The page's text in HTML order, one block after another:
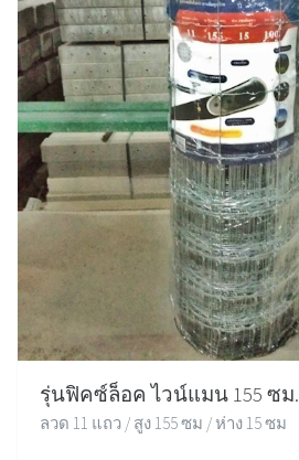
รุ่นฟิคซ์ล็อค ไวน์แมน 155 ซม.
ลวด 11 แถว / สูง 155 ซม / ห่าง 15 ซม